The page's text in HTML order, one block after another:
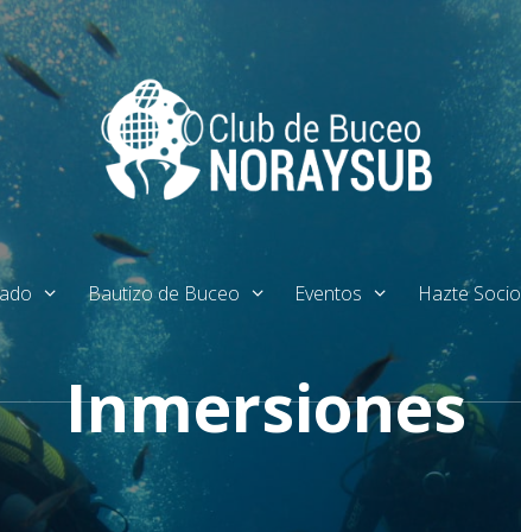
Bautizo de Buceo Eventos Hazte Socio
Inmersiones